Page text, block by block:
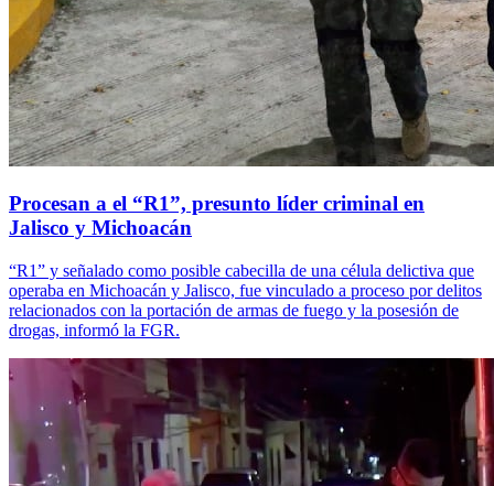
Procesan a el “R1”, presunto líder criminal en
Jalisco y Michoacán
“R1” y señalado como posible cabecilla de una célula delictiva que
operaba en Michoacán y Jalisco, fue vinculado a proceso por delitos
relacionados con la portación de armas de fuego y la posesión de
drogas, informó la FGR.